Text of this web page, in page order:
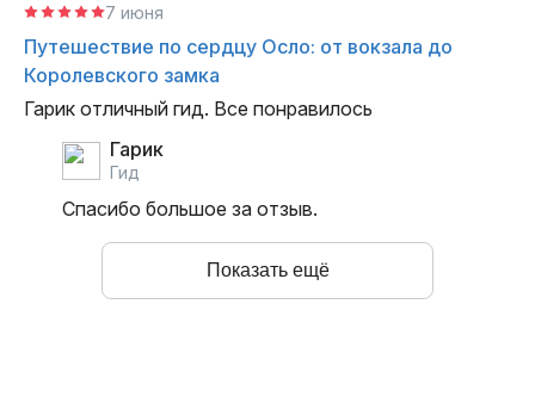
7 июня
Путешествие по сердцу Осло: от вокзала до
Королевского замка
Гарик отличный гид. Все понравилось
Гарик
гид
Спасибо большое за отзыв.
Показать ещё